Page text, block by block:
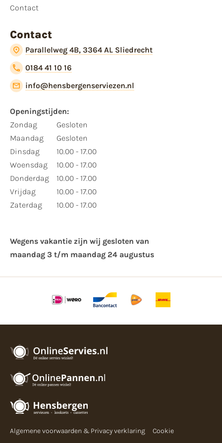
Contact
Contact
Parallelweg 4B, 3364 AL Sliedrecht
0184 41 10 16
info@hensbergenserviezen.nl
Openingstijden:
Zondag
Maandag
Dinsdag
Woensdag
Donderdag
Vrijdag
Zaterdag
Gesloten
Gesloten
10.00 - 17.00
10.00 - 17.00
10.00 - 17.00
10.00 - 17.00
10.00 - 17.00
Wegens vakantie zijn wij gesloten van ​
maandag 3 t/m maandag 24 augustus
Algemene voorwaarden & Privacy verklaring Cookie